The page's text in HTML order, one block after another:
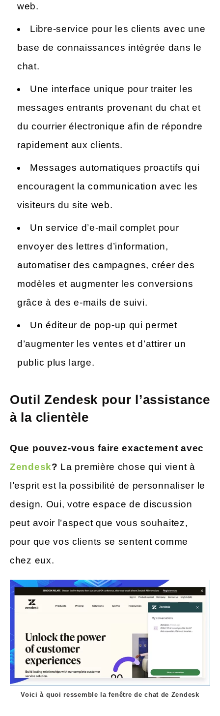
web.
Libre-service pour les clients avec une
base de connaissances intégrée dans le
chat.
Une interface unique pour traiter les
messages entrants provenant du chat et
du courrier électronique afin de répondre
rapidement aux clients.
Messages automatiques proactifs qui
encouragent la communication avec les
visiteurs du site web.
Un service d’e-mail complet pour
envoyer des lettres d’information,
automatiser des campagnes, créer des
modèles et augmenter les conversions
grâce à des e-mails de suivi.
Un éditeur de pop-up qui permet
d’augmenter les ventes et d’attirer un
public plus large.
Outil Zendesk pour l’assistance
à la clientèle
Que pouvez-vous faire exactement avec
Zendesk? La première chose qui vient à
l’esprit est la possibilité de personnaliser le
design. Oui, votre espace de discussion
peut avoir l’aspect que vous souhaitez,
pour que vos clients se sentent comme
chez eux.
Voici à quoi ressemble la fenêtre de chat de Zendesk